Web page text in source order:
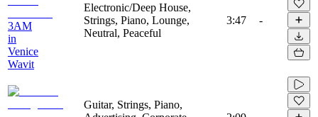
3AM
in
Venice
Wavit
Electronic/Deep House,
Strings, Piano, Lounge,
Neutral, Peaceful
3:47 -
Guitar, Strings, Piano,